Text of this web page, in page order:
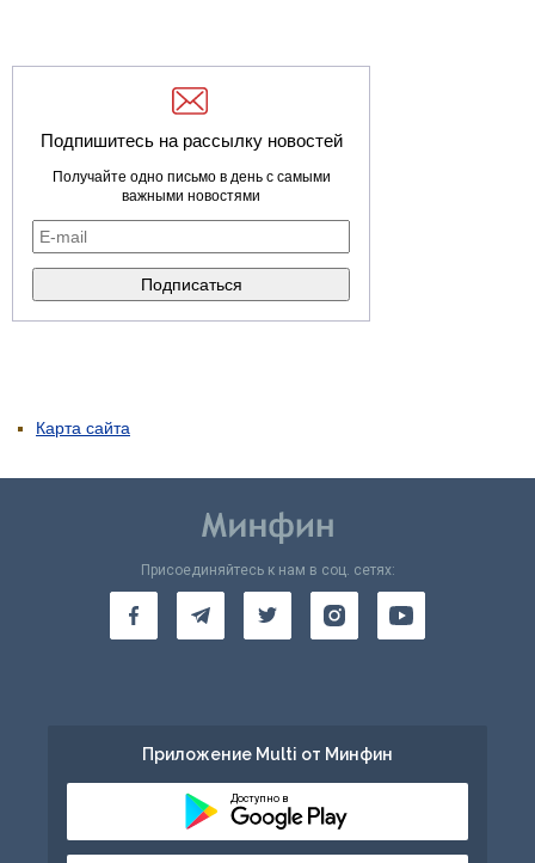
Подпишитесь на рассылку новостей
Получайте одно письмо в день с самыми
важными новостями
Карта сайта
Присоединяйтесь к нам в соц. сетях:
Приложение Multi от Минфин
Доступно в